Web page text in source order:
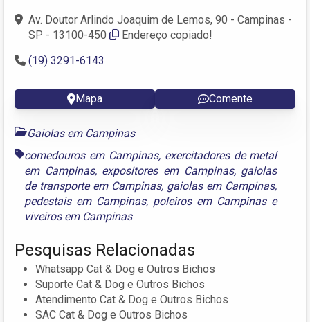
Av. Doutor Arlindo Joaquim de Lemos, 90 - Campinas -
SP - 13100-450
Endereço copiado!
(19) 3291-6143
Mapa Comente
Gaiolas em Campinas
comedouros em Campinas, exercitadores de metal
em Campinas, expositores em Campinas, gaiolas
de transporte em Campinas, gaiolas em Campinas,
pedestais em Campinas, poleiros em Campinase
viveiros em Campinas
Pesquisas Relacionadas
Whatsapp Cat & Dog e Outros Bichos
Suporte Cat & Dog e Outros Bichos
Atendimento Cat & Dog e Outros Bichos
SAC Cat & Dog e Outros Bichos